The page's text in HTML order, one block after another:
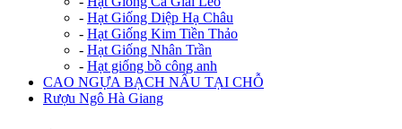
- Hạt Giống Diệp Hạ Châu
- Hạt Giống Kim Tiền Thảo
- Hạt Giống Nhân Trần
- Hạt giống bồ công anh
CAO NGỰA BẠCH NẤU TẠI CHỖ
Rượu Ngô Hà Giang